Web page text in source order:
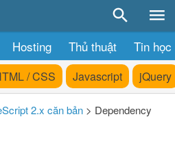
Hosting Thủ thuật Tin học
/ CSS Javascript jQuery
2.x căn bản > Dependency